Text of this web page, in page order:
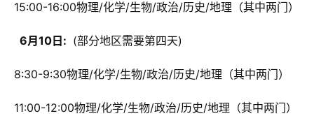
15:00-16:00物理/化学/生物/政治/历史/地理（其中两门）
  6月10日:
(部分地区需要第四天)
8:30-9:30物理/化学/生物/政治/历史/地理（其中两门）
11:00-12:00物理/化学/生物/政治/历史/地理（其中两门）